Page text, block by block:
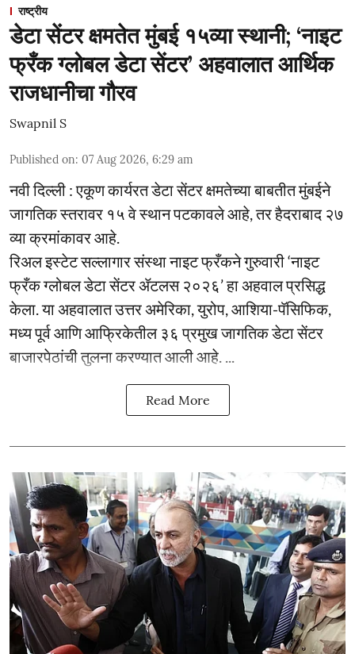
राष्ट्रीय
डेटा सेंटर क्षमतेत मुंबई १५व्या स्थानी; ‘नाइट
फ्रँक ग्लोबल डेटा सेंटर’ अहवालात आर्थिक
राजधानीचा गौरव
Swapnil S
Published on: 07 Aug 2026, 6:29 am
नवी दिल्ली : एकूण कार्यरत डेटा सेंटर क्षमतेच्या बाबतीत मुंबईने
जागतिक स्तरावर १५ वे स्थान पटकावले आहे, तर हैदराबाद २७
व्या क्रमांकावर आहे.
रिअल इस्टेट सल्लागार संस्था नाइट फ्रँकने गुरुवारी ‘नाइट
फ्रँक ग्लोबल डेटा सेंटर ॲटलस २०२६’ हा अहवाल प्रसिद्ध
केला. या अहवालात उत्तर अमेरिका, युरोप, आशिया-पॅसिफिक,
मध्य पूर्व आणि आफ्रिकेतील ३६ प्रमुख जागतिक डेटा सेंटर
बाजारपेठांची तुलना करण्यात आली आहे. ...
Read More